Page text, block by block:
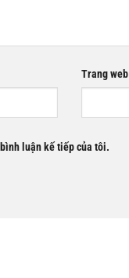
Trang web
luận kế tiếp của tôi.